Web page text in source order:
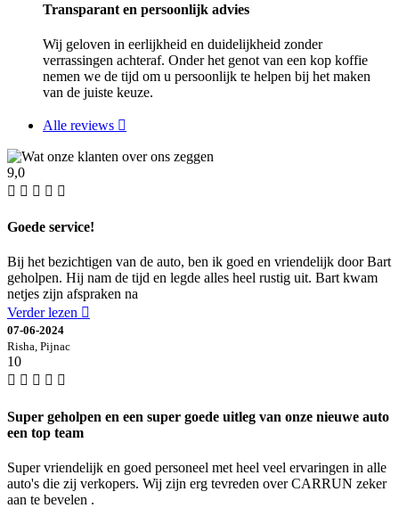
Transparant en persoonlijk advies
Wij geloven in eerlijkheid en duidelijkheid zonder
verrassingen achteraf. Onder het genot van een kop koffie
nemen we de tijd om u persoonlijk te helpen bij het maken
van de juiste keuze.
Alle reviews
9,0
Goede service!
Bij het bezichtigen van de auto, ben ik goed en vriendelijk door Bart
geholpen. Hij nam de tijd en legde alles heel rustig uit. Bart kwam
netjes zijn afspraken na
Verder lezen
07-06-2024
Risha, Pijnac
10
Super geholpen en een super goede uitleg van onze nieuwe auto
een top team
Super vriendelijk en goed personeel met heel veel ervaringen in alle
auto's die zij verkopers. Wij zijn erg tevreden over CARRUN zeker
aan te bevelen .